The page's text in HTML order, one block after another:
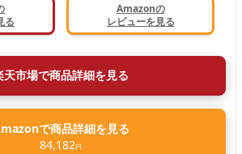
る
Amazonの
レビューを見る
天市場で商品詳細を見る
で商品詳細を見る
84,182円